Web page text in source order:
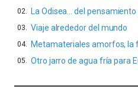
La Odisea… del
Viaje alrededor del mundo
Metamateriales amorfos, la
Otro jarro de agua fría para